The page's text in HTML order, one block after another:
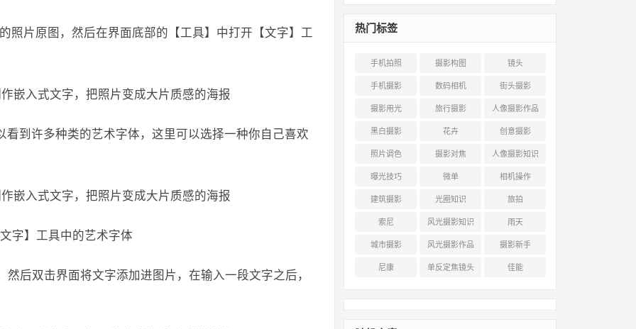
照片原图，然后在界面底部的【工具】中打开【文字】工
看到许多种类的艺术字体，这里可以选择一种你自己喜欢
文字】工具中的艺术字体
后双击界面将文字添加进图片，在输入一段文字之后，
热门标签
手机拍照 摄影构图 镜头
手机摄影 数码相机 街头摄影
摄影用光 旅行摄影 人像摄影作品
黑白摄影 花卉 创意摄影
照片调色 摄影对焦 人像摄影知识
曝光技巧 微单 相机操作
建筑摄影 光圈知识 旅拍
索尼 风光摄影知识 雨天
城市摄影 风光摄影作品 摄影新手
尼康 单反定焦镜头 佳能